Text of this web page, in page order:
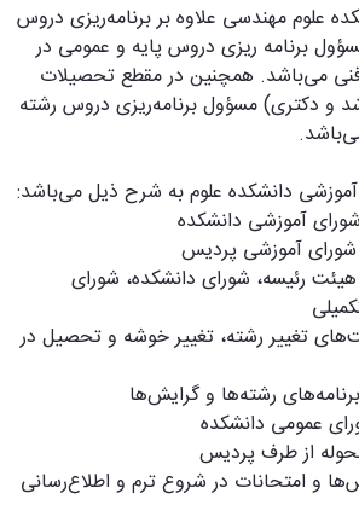
علوم مهندسی علاوه بر برنامه‌ریزی دروس
برنامه ریزی دروس پایه و عمومی در
می‌باشد. همچنین در مقطع تحصیلات
و دکتری) مسؤول برنامه‌ریزی دروس رشته
دانشکده علوم به شرح ذیل می‌باشد:
آموزشی دانشکده
آموزشی پردیس
رئیسه، شورای دانشکده، شورای
تغییر رشته، تغییر خوشه و تحصیل در
رشته‌ها و گرایش‌ها
عمومی دانشکده
از طرف پردیس
و امتحانات در شروع ترم و اطلاع‌رسانی